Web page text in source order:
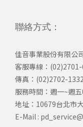
聯絡方式：
佳音事業股份有限公
客服專線：
傳真：(02)2702-
服務時間：週一~週
地址：10679台北市
​E-Mail :